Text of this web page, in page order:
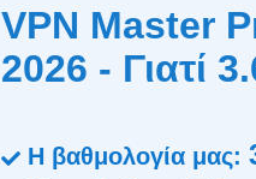
VPN Master
2026 - Γιατί
Η βαθμολογία μας: